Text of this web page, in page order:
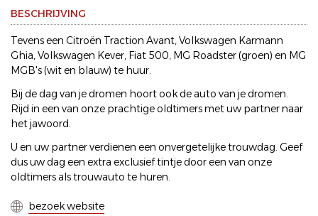
BESCHRIJVING
Tevens een Citroën Traction Avant, Volkswagen Karmann
Ghia, Volkswagen Kever, Fiat 500, MG Roadster (groen) en MG
MGB's (wit en blauw) te huur.
Bij de dag van je dromen hoort ook de auto van je dromen.
Rijd in een van onze prachtige oldtimers met uw partner naar
het jawoord.
U en uw partner verdienen een onvergetelijke trouwdag. Geef
dus uw dag een extra exclusief tintje door een van onze
oldtimers als trouwauto te huren.
bezoek website